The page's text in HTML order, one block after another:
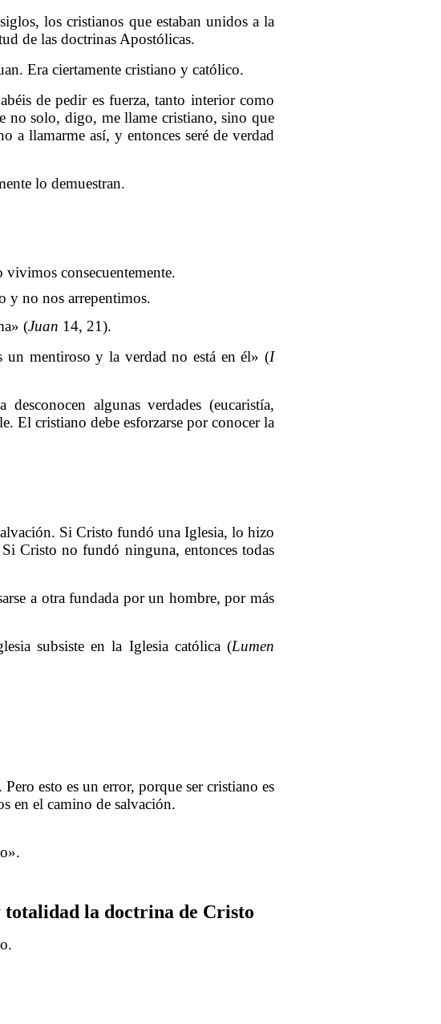
los cristianos que estaban unidos a la
de las doctrinas Apostólicas.
Era ciertamente cristiano y católico.
de pedir es fuerza, tanto interior como
no solo, digo, me llame cristiano, sino que
a llamarme así, y entonces seré de verdad
lo demuestran.
consecuentemente.
y no nos arrepentimos.
(Juan 14, 21).
un mentiroso y la verdad no está en él» (I
algunas verdades (eucaristía,
El cristiano debe esforzarse por conocer la
Si Cristo fundó una Iglesia, lo hizo
Cristo no fundó ninguna, entonces todas
a otra fundada por un hombre, por más
subsiste en la Iglesia católica (Lumen
esto es un error, porque ser cristiano es
en el camino de salvación.
totalidad la doctrina de Cristo